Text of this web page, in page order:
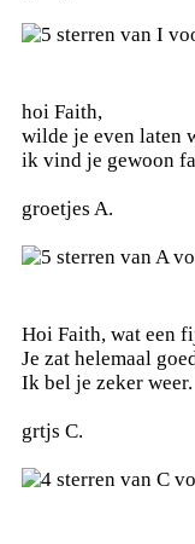
hoi Faith,
wilde je even laten
ik vind je gewoon
groetjes A.
Hoi Faith, wat een
Je zat helemaal
Ik bel je zeker weer.
grtjs C.